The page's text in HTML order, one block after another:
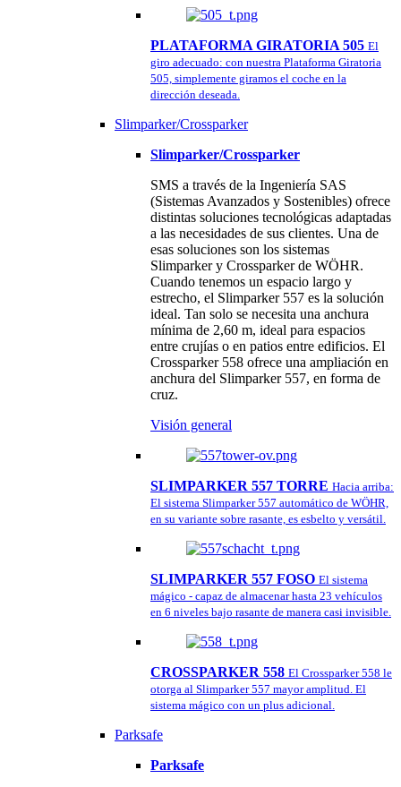
PLATAFORMA GIRATORIA 505 El
giro adecuado: con nuestra Plataforma Giratoria
505, simplemente giramos el coche en la
dirección deseada.
Slimparker/Crossparker
Slimparker/Crossparker
SMS a través de la Ingeniería SAS
(Sistemas Avanzados y Sostenibles) ofrece
distintas soluciones tecnológicas adaptadas
a las necesidades de sus clientes. Una de
esas soluciones son los sistemas
Slimparker y Crossparker de WÖHR.
Cuando tenemos un espacio largo y
estrecho, el Slimparker 557 es la solución
ideal. Tan solo se necesita una anchura
mínima de 2,60 m, ideal para espacios
entre crujías o en patios entre edificios. El
Crossparker 558 ofrece una ampliación en
anchura del Slimparker 557, en forma de
cruz.
Visión general
SLIMPARKER 557 TORRE Hacia arriba:
El sistema Slimparker 557 automático de WÖHR,
en su variante sobre rasante, es esbelto y versátil.
SLIMPARKER 557 FOSO El sistema
mágico - capaz de almacenar hasta 23 vehículos
en 6 niveles bajo rasante de manera casi invisible.
CROSSPARKER 558 El Crossparker 558 le
otorga al Slimparker 557 mayor amplitud. El
sistema mágico con un plus adicional.
Parksafe
Parksafe